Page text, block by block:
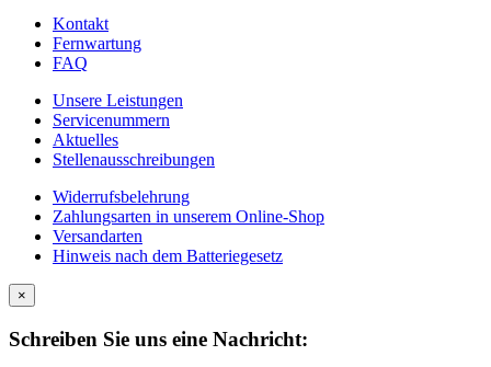
Kontakt
Fernwartung
FAQ
Unsere Leistungen
Servicenummern
Aktuelles
Stellenausschreibungen
Widerrufsbelehrung
Zahlungsarten in unserem Online-Shop
Versandarten
Hinweis nach dem Batteriegesetz
×
Schreiben Sie uns eine Nachricht: